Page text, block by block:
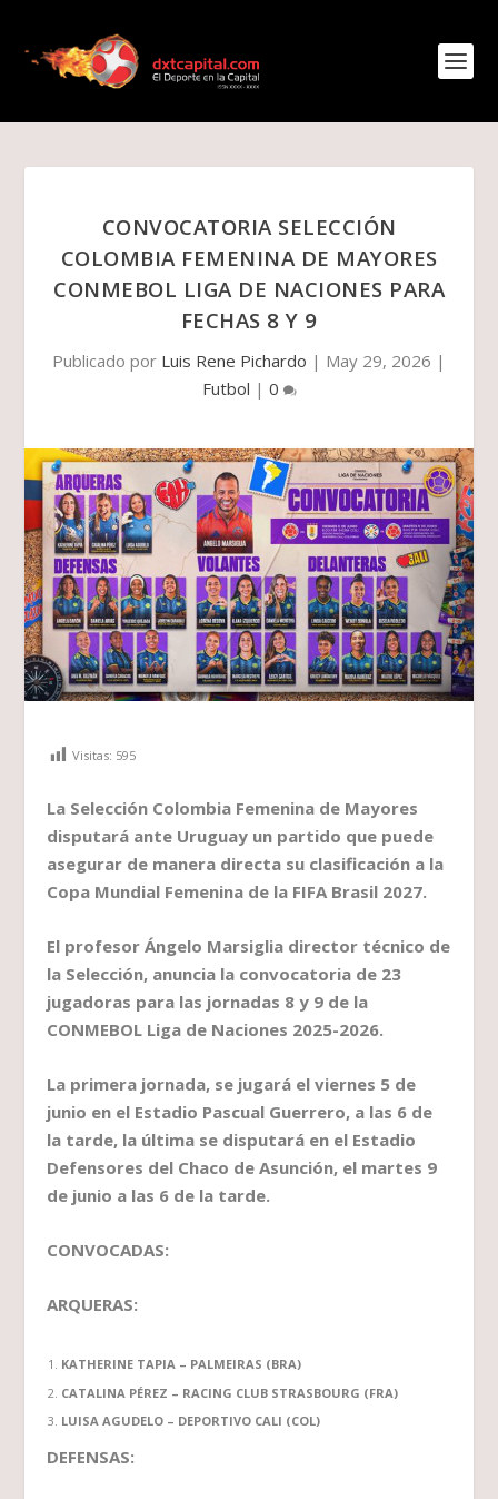
CONVOCATORIA SELECCIÓN
COLOMBIA FEMENINA DE MAYORES
CONMEBOL LIGA DE NACIONES PARA
FECHAS 8 Y 9
Publicado por Luis Rene Pichardo | May 29, 2026 |
Futbol | 0
Visitas: 595
La Selección Colombia Femenina de Mayores
disputará ante Uruguay un partido que puede
asegurar de manera directa su clasificación a la
Copa Mundial Femenina de la FIFA Brasil 2027.
El profesor Ángelo Marsiglia director técnico de
la Selección, anuncia la convocatoria de 23
jugadoras para las jornadas 8 y 9 de la
CONMEBOL Liga de Naciones 2025-2026.
La primera jornada, se jugará el viernes 5 de
junio en el Estadio Pascual Guerrero, a las 6 de
la tarde, la última se disputará en el Estadio
Defensores del Chaco de Asunción, el martes 9
de junio a las 6 de la tarde.
CONVOCADAS:
ARQUERAS:
KATHERINE TAPIA – PALMEIRAS (BRA)
CATALINA PÉREZ – RACING CLUB STRASBOURG (FRA)
LUISA AGUDELO – DEPORTIVO CALI (COL)
DEFENSAS: